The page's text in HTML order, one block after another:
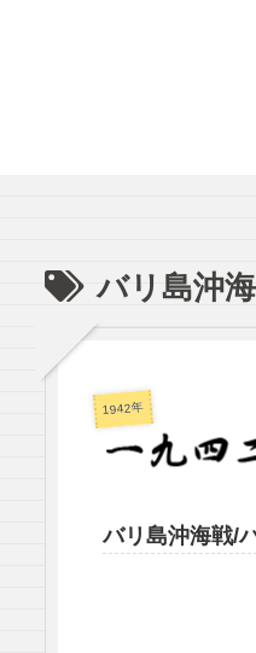
バリ島沖
1942年
バリ島沖海戦/